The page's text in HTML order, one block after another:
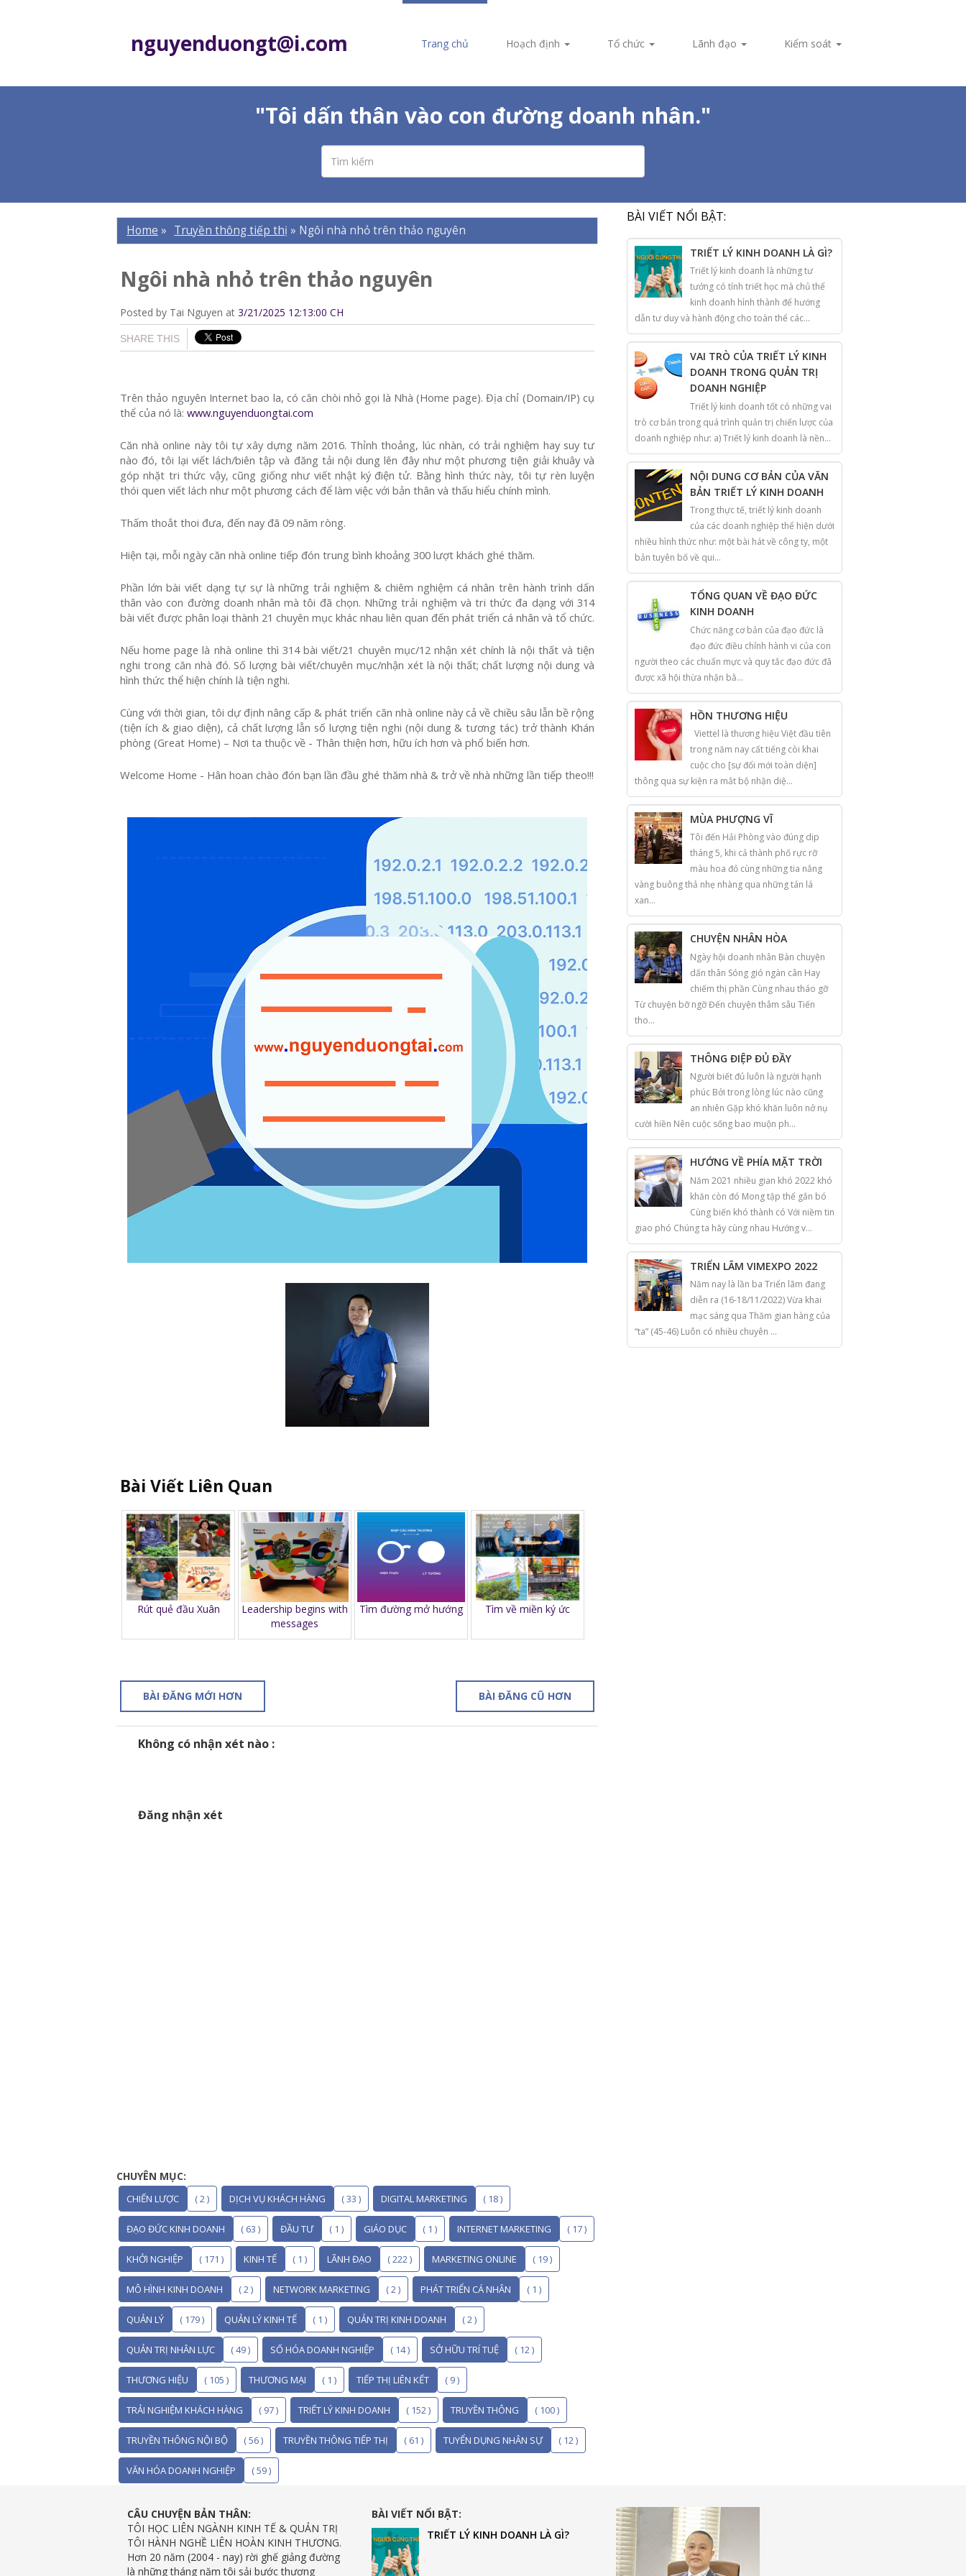
nguyenduongt@i.com Trang chủ Hoạch định Tổ chức Lãnh đạo Kiểm soát
"Tôi dấn thân vào con đường doanh nhân."
Home » Truyền thông tiếp thị » Ngôi nhà nhỏ trên thảo nguyên
Ngôi nhà nhỏ trên thảo nguyên
Posted by Tai Nguyen at 3/21/2025 12:13:00 CH
SHARE THIS
Trên thảo nguyên Internet bao la, có căn chòi nhỏ gọi là Nhà (Home page). Địa chỉ (Domain/IP) cụ
thể của nó là: www.nguyenduongtai.com
Căn nhà online này tôi tự xây dựng năm 2016. Thỉnh thoảng, lúc nhàn, có trải nghiệm hay suy tư
nào đó, tôi lại viết lách/biên tập và đăng tải nội dung lên đây như một phương tiện giải khuây và
góp nhặt tri thức vậy, cũng giống như viết nhật ký điện tử. Bằng hình thức này, tôi tự rèn luyện
thói quen viết lách như một phương cách để làm việc với bản thân và thấu hiểu chính mình.
Thấm thoắt thoi đưa, đến nay đã 09 năm ròng.
Hiện tại, mỗi ngày căn nhà online tiếp đón trung bình khoảng 300 lượt khách ghé thăm.
Phần lớn bài viết dạng tự sự là những trải nghiệm & chiêm nghiệm cá nhân trên hành trình dấn
thân vào con đường doanh nhân mà tôi đã chọn. Những trải nghiệm và tri thức đa dạng với 314
bài viết được phân loại thành 21 chuyên mục khác nhau liên quan đến phát triển cá nhân và tổ chức.
Nếu home page là nhà online thì 314 bài viết/21 chuyên mục/12 nhận xét chính là nội thất và tiện
nghi trong căn nhà đó. Số lượng bài viết/chuyên mục/nhận xét là nội thất; chất lượng nội dung và
hình thức thể hiện chính là tiện nghi.
Cùng với thời gian, tôi dự định nâng cấp & phát triển căn nhà online này cả về chiều sâu lẫn bề rộng
(tiện ích & giao diện), cả chất lượng lẫn số lượng tiện nghi (nội dung & tương tác) trở thành Khán
phòng (Great Home) – Nơi ta thuộc về - Thân thiện hơn, hữu ích hơn và phổ biến hơn.
Welcome Home - Hân hoan chào đón bạn lần đầu ghé thăm nhà & trở về nhà những lần tiếp theo!!!
Bài Viết Liên Quan
Rút quẻ đầu Xuân
Leadership begins with
messages
Tìm đường mở hướng Tìm về miền ký ức
BÀI ĐĂNG MỚI HƠN BÀI ĐĂNG CŨ HƠN
Không có nhận xét nào :
Đăng nhận xét
CHUYÊN MỤC:
CHIẾN LƯỢC ( 2 ) DỊCH VỤ KHÁCH HÀNG ( 33 ) DIGITAL MARKETING ( 18 )
ĐẠO ĐỨC KINH DOANH ( 63 ) ĐẦU TƯ ( 1 ) GIÁO DỤC ( 1 ) INTERNET MARKETING ( 17 )
KHỞI NGHIỆP ( 171 ) KINH TẾ ( 1 ) LÃNH ĐẠO ( 222 ) MARKETING ONLINE ( 19 )
MÔ HÌNH KINH DOANH ( 2 ) NETWORK MARKETING ( 2 ) PHÁT TRIỂN CÁ NHÂN ( 1 )
QUẢN LÝ ( 179 ) QUẢN LÝ KINH TẾ ( 1 ) QUẢN TRỊ KINH DOANH ( 2 )
QUẢN TRỊ NHÂN LỰC ( 49 ) SỐ HÓA DOANH NGHIỆP ( 14 ) SỞ HỮU TRÍ TUỆ ( 12 )
THƯƠNG HIỆU ( 105 ) THƯƠNG MẠI ( 1 ) TIẾP THỊ LIÊN KẾT ( 9 )
TRẢI NGHIỆM KHÁCH HÀNG ( 97 ) TRIẾT LÝ KINH DOANH ( 152 ) TRUYỀN THÔNG ( 100 )
TRUYỀN THÔNG NỘI BỘ ( 56 ) TRUYỀN THÔNG TIẾP THỊ ( 61 ) TUYỂN DỤNG NHÂN SỰ ( 12 )
VĂN HÓA DOANH NGHIỆP ( 59 )
BÀI VIẾT NỔI BẬT:
TRIẾT LÝ KINH DOANH LÀ GÌ?
Triết lý kinh doanh là những tư
tưởng có tính triết học mà chủ thể
kinh doanh hình thành để hướng
dẫn tư duy và hành động cho toàn thể các...
VAI TRÒ CỦA TRIẾT LÝ KINH
DOANH TRONG QUẢN TRỊ
DOANH NGHIỆP
Triết lý kinh doanh tốt có những vai
trò cơ bản trong quá trình quản trị chiến lược của
doanh nghiệp như: a) Triết lý kinh doanh là nền...
NỘI DUNG CƠ BẢN CỦA VĂN
BẢN TRIẾT LÝ KINH DOANH
Trong thực tế, triết lý kinh doanh
của các doanh nghiệp thể hiện dưới
nhiều hình thức như: một bài hát về công ty, một
bản tuyên bố về qui...
TỔNG QUAN VỀ ĐẠO ĐỨC
KINH DOANH
Chức năng cơ bản của đạo đức là
đạo đức điều chỉnh hành vi của con
người theo các chuẩn mực và quy tắc đạo đức đã
được xã hội thừa nhận bằ...
HỒN THƯƠNG HIỆU
Viettel là thương hiệu Việt đầu tiên
trong năm nay cất tiếng còi khai
cuộc cho [sự đổi mới toàn diện]
thông qua sự kiện ra mắt bộ nhận diệ...
MÙA PHƯỢNG VĨ
Tôi đến Hải Phòng vào đúng dịp
tháng 5, khi cả thành phố rực rỡ
màu hoa đỏ cùng những tia nắng
vàng buông thả nhẹ nhàng qua những tán lá
xan...
CHUYỆN NHÂN HÒA
Ngày hội doanh nhân Bàn chuyện
dấn thân Sóng gió ngàn cân Hay
chiếm thị phần Cùng nhau tháo gỡ
Từ chuyện bỡ ngỡ Đến chuyện thâm sâu Tiến
tho...
THÔNG ĐIỆP ĐỦ ĐẦY
Người biết đủ luôn là người hạnh
phúc Bởi trong lòng lúc nào cũng
an nhiên Gặp khó khăn luôn nở nụ
cười hiền Nên cuộc sống bao muộn ph...
HƯỚNG VỀ PHÍA MẶT TRỜI
Năm 2021 nhiều gian khó 2022 khó
khăn còn đó Mong tập thể gắn bó
Cùng biến khó thành có Với niềm tin
giao phó Chúng ta hãy cùng nhau Hướng v...
TRIỂN LÃM VIMEXPO 2022
Năm nay là lần ba Triển lãm đang
diễn ra (16-18/11/2022) Vừa khai
mạc sáng qua Thăm gian hàng của
“ta” (45-46) Luôn có nhiều chuyên ...
CÂU CHUYỆN BẢN THÂN:
TÔI HỌC LIÊN NGÀNH KINH TẾ & QUẢN TRỊ
TÔI HÀNH NGHỀ LIÊN HOÀN KINH THƯƠNG.
Hơn 20 năm (2004 - nay) rời ghế giảng đường
là những tháng năm tôi sải bước thương
BÀI VIẾT NỔI BẬT:
TRIẾT LÝ KINH DOANH LÀ GÌ?